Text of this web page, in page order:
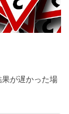
が遅かった場